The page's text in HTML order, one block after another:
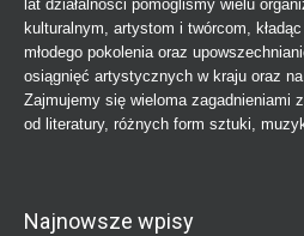
lat działalności pomogliśmy wielu
kulturalnym, artystom i twórcom,
młodego pokolenia oraz
osiągnięć artystycznych w kraju oraz
Zajmujemy się wieloma zagadnieniami
od literatury, różnych form sztuki,
Najnowsze wpisy